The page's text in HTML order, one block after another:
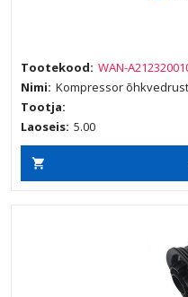
Tootekood: WAN-
Nimi: Kompressor
Tootja:
Laoseis: 5.00